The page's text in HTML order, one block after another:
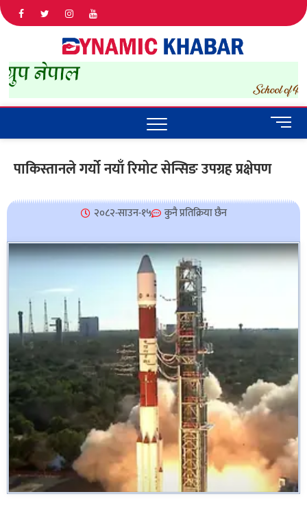
IN NEPAL
M
e
u
o
n
पाकिस्तानले गर्यो नयाँ रिमोट सेन्सिङ उपग्रह प्रक्षेपण
२०८२-साउन-१५ कुनै प्रतिक्रिया छैन